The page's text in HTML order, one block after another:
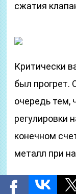
сжатия
Критически
был прогрет.
очередь тем,
регулировки
конечном
металл при
Только